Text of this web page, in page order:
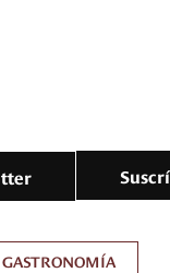
GASTRONOMÍA